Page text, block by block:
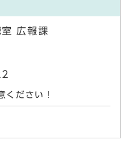
広報課
ください！